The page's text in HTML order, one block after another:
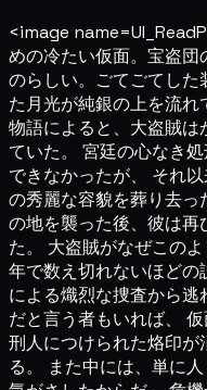
<image
めの冷たい仮面。宝盗団
のらしい。ごてごてした
た月光が純銀の上を流
物語によると、大盗賊
ていた。 宮廷の心なき
できなかったが、 それ
の秀麗な容貌を葬り去
の地を襲った後、彼は
た。 大盗賊がなぜこの
年で数え切れないほど
による熾烈な捜査から
だと言う者もいれば、
刑人につけられた烙印
る。 また中には、単に